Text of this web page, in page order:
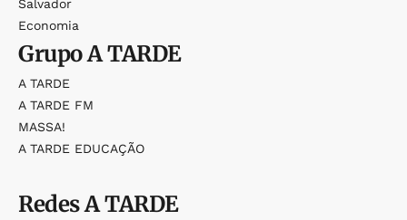
Salvador
Economia
GrupoA TARDE
A TARDE
A TARDE FM
MASSA!
A TARDE EDUCAÇÃO
RedesA TARDE